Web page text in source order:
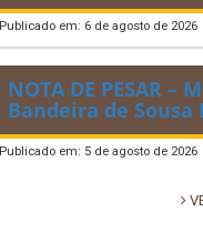
Publicado em: 6 de agosto de 2026
NOTA DE PESAR –
Bandeira de Sousa
Publicado em: 5 de agosto de 2026